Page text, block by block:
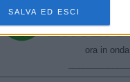
SALVA ED ESCI
ora in onda